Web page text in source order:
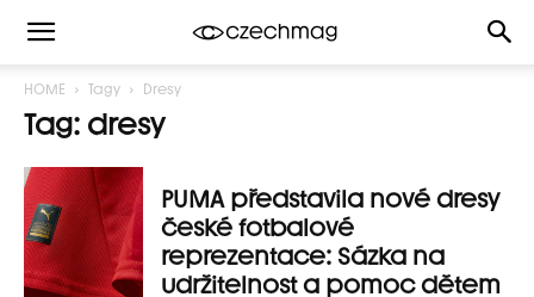
HOME Tagy Dresy
Tag: dresy
PUMA představila nové dresy
české fotbalové
reprezentace: Sázka na
udržitelnost a pomoc dětem